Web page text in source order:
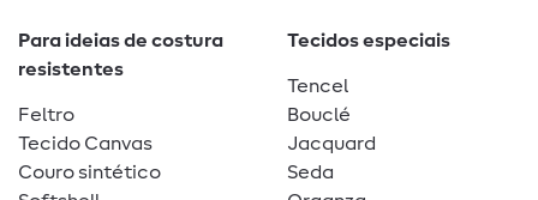
Para ideias de costura
resistentes
Feltro
Tecido Canvas
Couro sintético
Tecidos especiais
Tencel
Bouclé
Jacquard
Seda